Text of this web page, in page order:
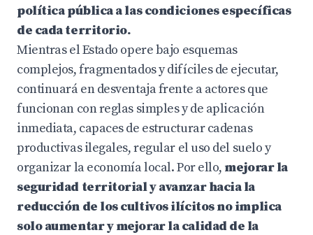
política pública a las condiciones específicas
de cada territorio.
Mientras el Estado opere bajo esquemas
complejos, fragmentados y difíciles de ejecutar,
continuará en desventaja frente a actores que
funcionan con reglas simples y de aplicación
inmediata, capaces de estructurar cadenas
productivas ilegales, regular el uso del suelo y
organizar la economía local. Por ello,mejorar la
seguridad territorial y avanzar hacia la
reducción de los cultivos ilícitos no implica
solo aumentar y mejorar la calidad de la